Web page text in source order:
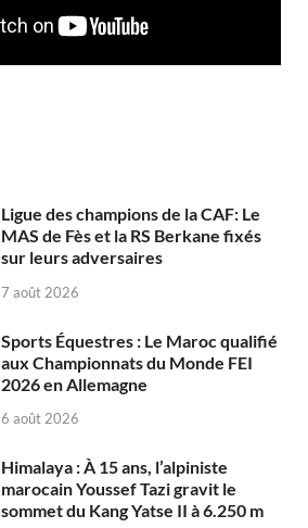
Ligue des champions de la CAF: Le
MAS de Fès et la RS Berkane fixés
sur leurs adversaires
7 août 2026
Sports Équestres : Le Maroc qualifié
aux Championnats du Monde FEI
2026 en Allemagne
6 août 2026
Himalaya : À 15 ans, l’alpiniste
marocain Youssef Tazi gravit le
sommet du Kang Yatse II à 6.250 m